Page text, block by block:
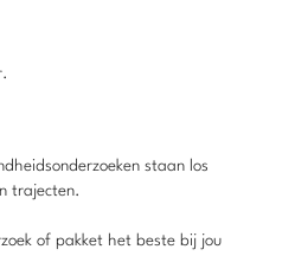
staan los
trajecten.
of pakket het beste bij jou